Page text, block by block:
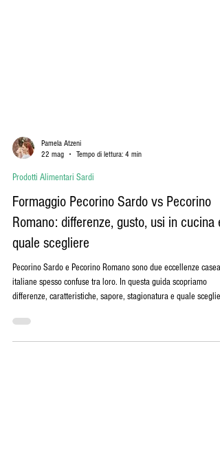
22 mag
Tempo di lettura: 4 min
Prodotti Alimentari Sardi
Formaggio Pecorino Sardo vs Pecorino
Romano: differenze, gusto, usi in cucina e
quale scegliere
Pecorino Sardo e Pecorino Romano sono due eccellenze
differenze, caratteristiche, sapore, stagionatura e quale